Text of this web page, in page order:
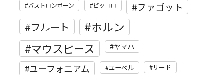
バストロンボーン ピッコロ ファゴット
フルート ホルン
マウスピース ヤマハ
ユーフォニアム ユーベル リード